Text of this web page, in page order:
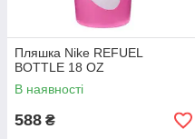
Пляшка Nike REFUEL
BOTTLE 18 OZ
В наявності
588 ₴